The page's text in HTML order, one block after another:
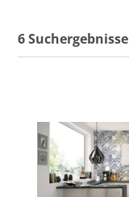
6 Suchergebnisse